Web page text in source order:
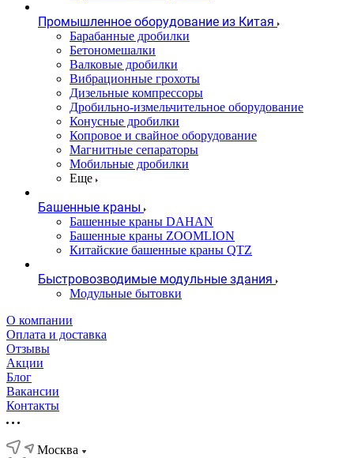
Промышленное оборудование из Китая
Барабанные дробилки
Бетономешалки
Валковые дробилки
Вибрационные грохоты
Дизельные компрессоры
Дробильно-измельчительное оборудование
Конусные дробилки
Копровое и свайное оборудование
Магнитные сепараторы
Мобильные дробилки
Еще
Башенные краны
Башенные краны DAHAN
Башенные краны ZOOMLION
Китайские башенные краны QTZ
Быстровозводимые модульные здания
Модульные бытовки
О компании
Оплата и доставка
Отзывы
Акции
Блог
Вакансии
Контакты
Москва